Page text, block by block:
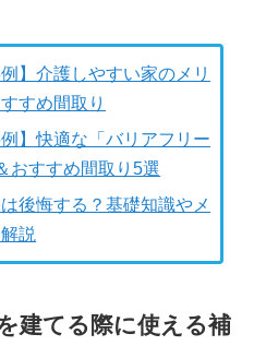
】介護しやすい家のメリ
すめ間取り
】快適な「バリアフリー
おすすめ間取り5選
後悔する？基礎知識やメ
説
建てる際に使える補